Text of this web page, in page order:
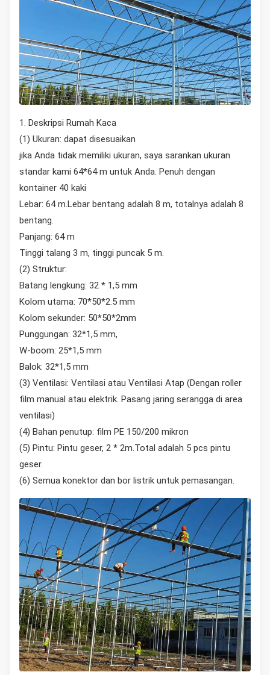
1. Deskripsi Rumah Kaca
(1) Ukuran: dapat disesuaikan
jika Anda tidak memiliki ukuran, saya sarankan ukuran
standar kami 64*64 m untuk Anda. Penuh dengan
kontainer 40 kaki
Lebar: 64 m.Lebar bentang adalah 8 m, totalnya adalah 8
bentang.
Panjang: 64 m
Tinggi talang 3 m, tinggi puncak 5 m.
(2) Struktur:
Batang lengkung: 32 * 1,5 mm
Kolom utama: 70*50*2.5 mm
Kolom sekunder: 50*50*2mm
Punggungan: 32*1,5 mm,
W-boom: 25*1,5 mm
Balok: 32*1,5 mm
(3) Ventilasi: Ventilasi atau Ventilasi Atap (Dengan roller
film manual atau elektrik. Pasang jaring serangga di area
ventilasi)
(4) Bahan penutup: film PE 150/200 mikron
(5) Pintu: Pintu geser, 2 * 2m.Total adalah 5 pcs pintu
geser.
(6) Semua konektor dan bor listrik untuk pemasangan.